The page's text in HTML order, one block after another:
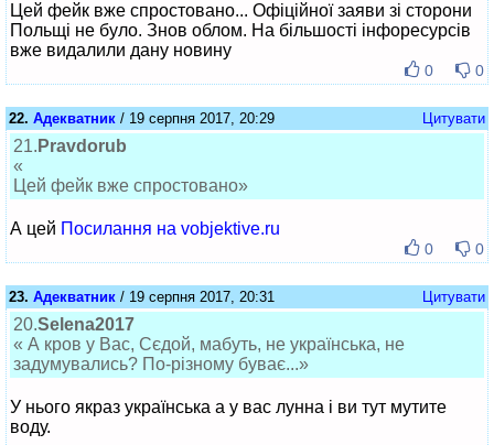
Цей фейк вже спростовано... Офіційної заяви зі сторони
Польщі не було. Знов облом. На більшості інфоресурсів
вже видалили дану новину
0 0
22. Адекватник / 19 серпня 2017, 20:29 Цитувати
21. Pravdorub
«
Цей фейк вже спростовано»
А цей Посилання на vobjektive.ru
0 0
23. Адекватник / 19 серпня 2017, 20:31 Цитувати
20.Selena2017
« А кров у Вас, Сєдой, мабуть, не українська, не
задумувались? По-різному буває...»
У нього якраз українська а у вас лунна і ви тут мутите
воду.